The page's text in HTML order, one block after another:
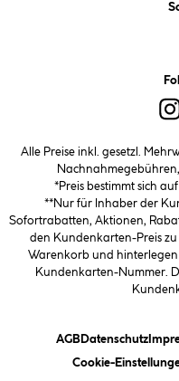
Alle Preise inkl. gesetzl.
*Preis bestimmt sich
**Nur für Inhaber der
Sofortrabatten, Aktionen,
den Kundenkarten-Preis
Warenkorb und hinterlegen
Kundenkarten-Nummer.
AGB(öffnet ein
Datenschutz
Cookie-